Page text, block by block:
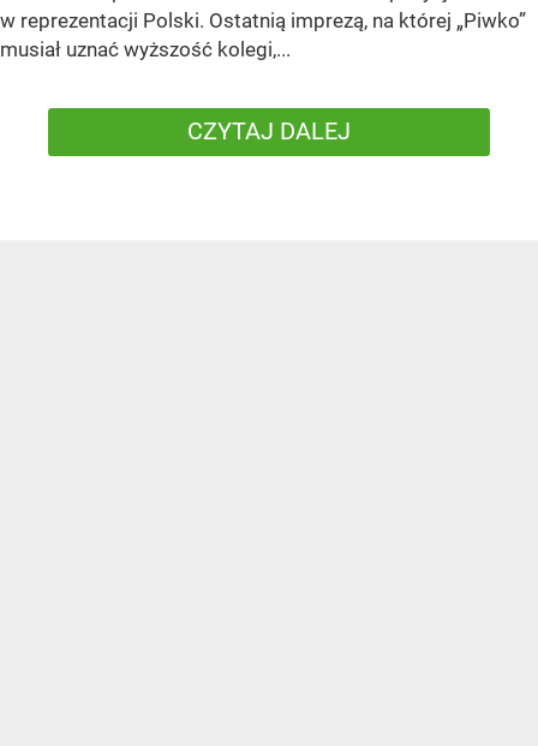
w reprezentacji Polski. Ostatnią imprezą, na której „Piwko”
musiał uznać wyższość kolegi,...
CZYTAJ DALEJ